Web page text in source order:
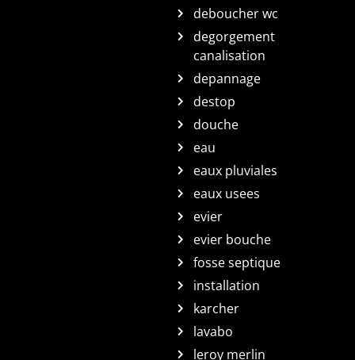
deboucher wc
degorgement
canalisation
depannage
destop
douche
eau
eaux pluviales
eaux usees
evier
evier bouche
fosse septique
installation
karcher
lavabo
leroy merlin